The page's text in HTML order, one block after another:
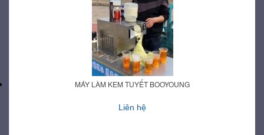
MÁY LÀM KEM TUYẾT BOOYOUNG
Liên hệ